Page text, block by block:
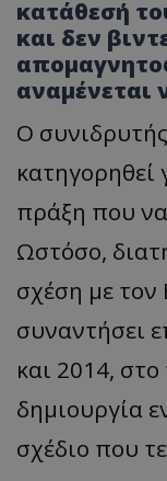
κατάθεσή
και δεν
αναμένεται
Ο
πράξη που να
Ωστόσο,
σχέση με τον
συναντήσει
και 2014,
δημιουργία
σχέδιο που